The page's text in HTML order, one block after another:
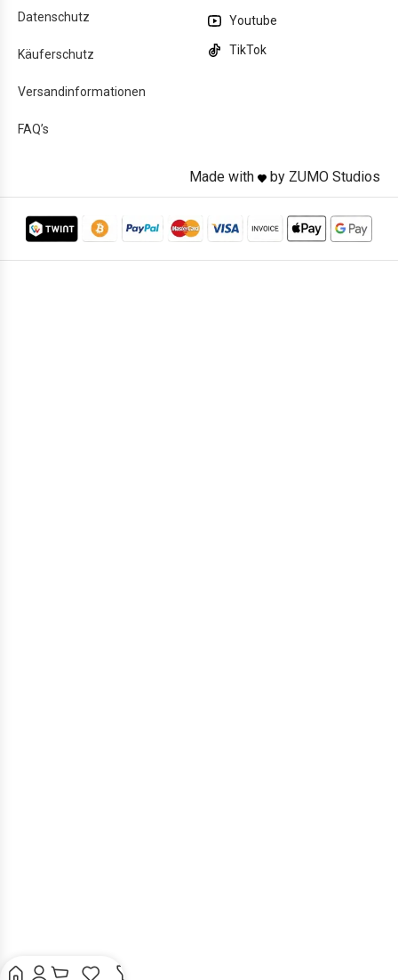
Datenschutz
Käuferschutz
Versandinformationen
FAQ’s
Youtube
TikTok
Made with by ZUMO Studios